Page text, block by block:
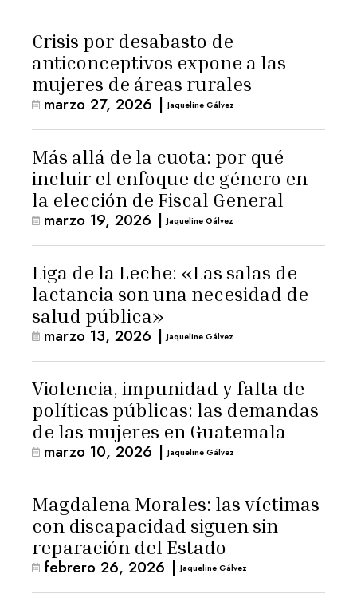
Crisis por desabasto de
anticonceptivos expone a las
mujeres de áreas rurales
marzo 27, 2026 | Jaqueline Gálvez
Más allá de la cuota: por qué
incluir el enfoque de género en
la elección de Fiscal General
marzo 19, 2026 | Jaqueline Gálvez
Liga de la Leche: «Las salas de
lactancia son una necesidad de
salud pública»
marzo 13, 2026 | Jaqueline Gálvez
Violencia, impunidad y falta de
políticas públicas: las demandas
de las mujeres en Guatemala
marzo 10, 2026 | Jaqueline Gálvez
Magdalena Morales: las víctimas
con discapacidad siguen sin
reparación del Estado
febrero 26, 2026 | Jaqueline Gálvez